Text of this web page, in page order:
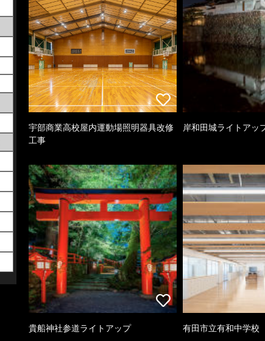
宇部商業高校屋内運動場照明器具改修
工事
岸和田城ライトアッ
貴船神社参道ライトアップ 有田市立有和中学校